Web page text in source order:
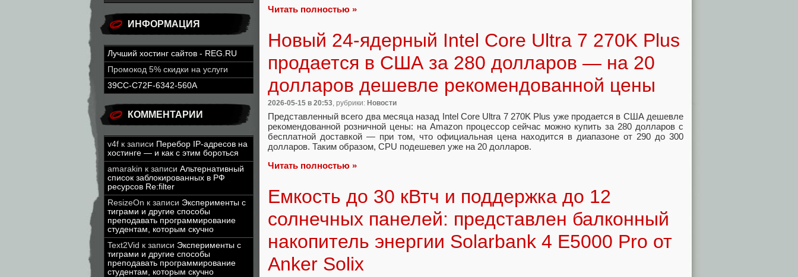
ИНФОРМАЦИЯ
Лучший хостинг сайтов - REG.RU
Промокод 5% скидки на услуги
39CC-C72F-6342-560A
КОММЕНТАРИИ
v4f к записи Перебор IP-адресов на
хостинге — и как с этим бороться
amarakin к записи Альтернативный
список заблокированных в РФ
ресурсов Re:filter
ResizeOn к записи Эксперименты с
тиграми и другие способы
преподавать программирование
студентам, которым скучно
Text2Vid к записи Эксперименты с
тиграми и другие способы
преподавать программирование
студентам, которым скучно
Читать полностью »
Новый 24-ядерный Intel Core Ultra 7 270K Plus
продается в США за 280 долларов — на 20
долларов дешевле рекомендованной цены
2026-05-15 в 20:53, рубрики: Новости
Представленный всего два месяца назад Intel Core Ultra 7 270K Plus уже продается в США дешевле
рекомендованной розничной цены: на Amazon процессор сейчас можно купить за 280 долларов с
бесплатной доставкой — при том, что официальная цена находится в диапазоне от 290 до 300
долларов. Таким образом, CPU подешевел уже на 20 долларов.
Читать полностью »
Емкость до 30 кВтч и поддержка до 12
солнечных панелей: представлен балконный
накопитель энергии Solarbank 4 E5000 Pro от
Anker Solix